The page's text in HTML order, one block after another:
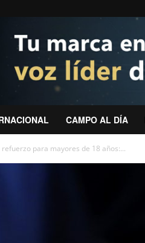
CAMPO AL DÍA
para mayores de 18 años:...